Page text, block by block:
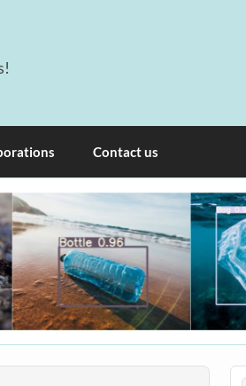
Contact us